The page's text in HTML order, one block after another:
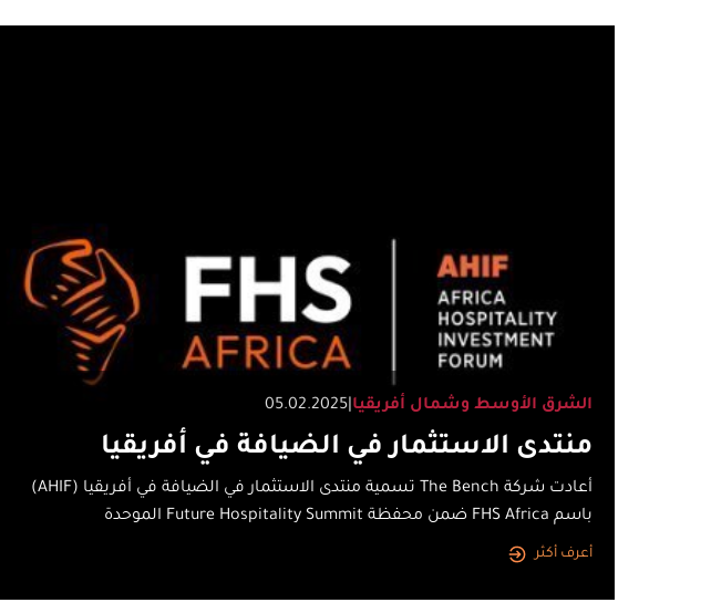
الشرق الأوسط وشمال أفريقيا 05.02.2025
منتدى الاستثمار في الضيافة في أفريقيا
أعادت شركة The Bench تسمية منتدى الاستثمار في الضيافة في أفريقيا (AHIF)
باسم FHS Africa ضمن محفظة Future Hospitality Summit الموحدة
أعرف أكثر